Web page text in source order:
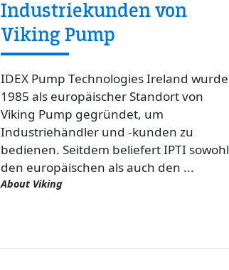
Industriekunden von
Viking Pump
IDEX Pump Technologies Ireland wurde
1985 als europäischer Standort von
Viking Pump gegründet, um
Industriehändler und -kunden zu
bedienen. Seitdem beliefert IPTI sowohl
den europäischen als auch den ...
About Viking